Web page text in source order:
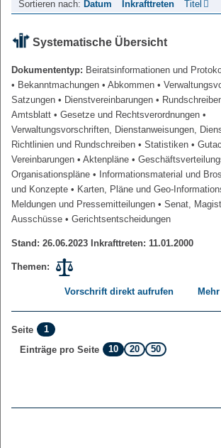
Sortieren nach: Datum Inkrafttreten Titel
Systematische Übersicht
Dokumententyp: Beiratsinformationen und
• Bekanntmachungen • Abkommen •
Satzungen • Dienstvereinbarungen •
Amtsblatt • Gesetze und Rechtsverordnungen •
Verwaltungsvorschriften, Dienstanweisungen,
Richtlinien und Rundschreiben • Statistiken •
Vereinbarungen • Aktenpläne •
Organisationspläne • Informationsmaterial und
und Konzepte • Karten, Pläne und Geo-
Meldungen und Pressemitteilungen • Senat,
Ausschüsse • Gerichtsentscheidungen
Stand: 26.06.2023 Inkrafttreten: 11.01.2000
Themen:
Vorschrift direkt aufrufen
Seite
1
Einträge pro Seite
10 20 50